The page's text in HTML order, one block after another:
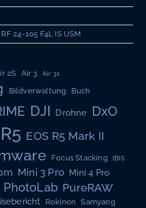
24-105 F4L IS USM
2S Air 3 Air 3s
Bildverwaltung Buch
DJI Drohne DxO
EOS R5 Mark II
Focus Stacking IBIS
Mini 3 Pro Mini 4 Pro
PhotoLab PureRAW
Rokinon Samyang